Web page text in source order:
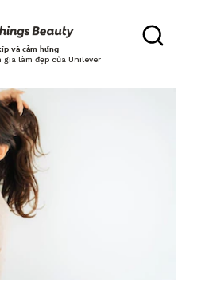
và cảm hứng
gia làm đẹp của Unilever